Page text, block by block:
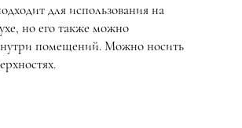
для использования на
но его также можно
помещений. Можно носить